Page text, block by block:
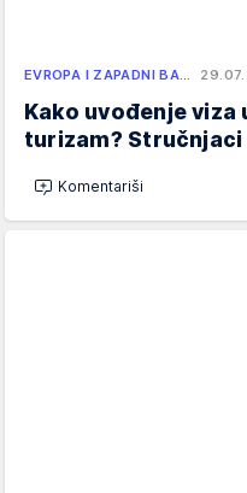
EVROPA I ZAPADNI BA…
Kako uvođenje viza
turizam?
Komentariši